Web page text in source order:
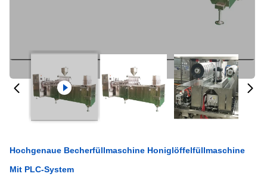
Hochgenaue Becherfüllmaschine Honiglöffelfüllmaschine
Mit PLC-System